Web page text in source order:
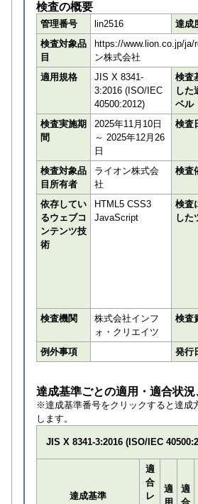
検査の概要
管理番号 lin2516 達成
検査対象品
目
https://www.lion.co.jp/
ン株式会社
適用規格
JIS X 8341-
3:2016 (ISO/IEC
40500:2012)
検査
した
ベル
検査実施期
間
2025年11月10日
～ 2025年12月26
日
検査
検査対象品
目所有者
ライオン株式会
社
検査
依存してい
るウェブコ
ンテンツ技
術
HTML5 CSS3
JavaScript
検査
した
検査機関
株式会社インフ
ォ・クリエイツ
検査
例外事項 発行
達成基準ごとの適用・適合状
※達成基準番号をクリックすると達成
します。
JIS X 8341-3:2016 (ISO/IEC
達成基準
適
合
レ
適
適